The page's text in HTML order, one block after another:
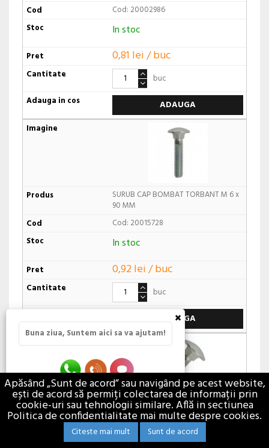
Cod: 20002986
In stoc
0,81 lei / buc
buc
ADAUGA
SURUB CAP BOMBAT TORBANT M 6 x
90 MM
Cod: 20015728
In stoc
0,92 lei / buc
buc
ADAUGA
SURUB CAP TURBANT 8 X 110 MM DIN
603 - 91243
Cod: 20107785
Apăsând „Sunt de acord” sau navigând pe acest website,
ești de acord să permiți colectarea de informații prin
cookie-uri sau tehnologii similare. Află in sectiunea
Politica de confidentialitate mai multe despre cookies.
Citeste mai mult Sunt de acord
×
Buna ziua, Suntem aici sa va ajutam!